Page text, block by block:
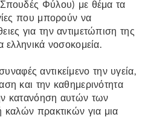
Φύλου) με θέμα τα
που μπορούν να
για την αντιμετώπιση της
ελληνικά νοσοκομεία.
αντικείμενο την υγεία,
και την καθημερινότητα
κατανόηση αυτών των
καλών πρακτικών για μια